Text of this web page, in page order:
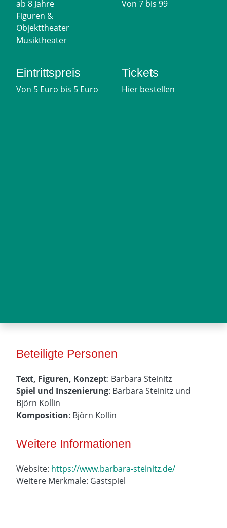
ab 8 Jahre
Figuren &
Objekttheater
Musiktheater
Von 7 bis 99
Eintrittspreis
Von 5 Euro bis 5 Euro
Tickets
Hier bestellen
Beteiligte Personen
Text, Figuren, Konzept: Barbara Steinitz
Spiel und Inszenierung: Barbara Steinitz und
Björn Kollin
Komposition: Björn Kollin
Weitere Informationen
Website: https://www.barbara-steinitz.de/
Weitere Merkmale: Gastspiel